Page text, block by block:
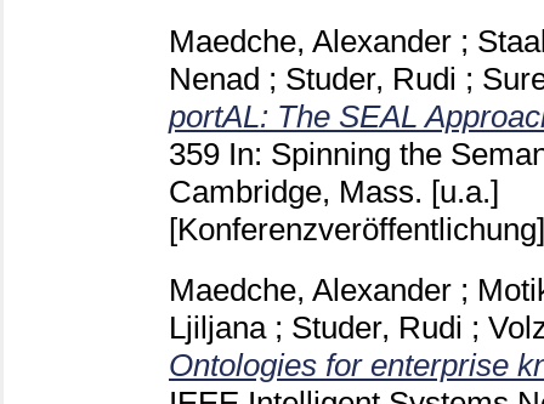
Maedche, Alexander ;
Nenad ; Studer, Rudi ;
portAL: The SEAL
359 In: Spinning the
Cambridge, Mass. [u.a.]
[Konferenzveröffentlichung]
Maedche, Alexander ;
Ljiljana; Studer, Rudi ;
Ontologies for enterprise